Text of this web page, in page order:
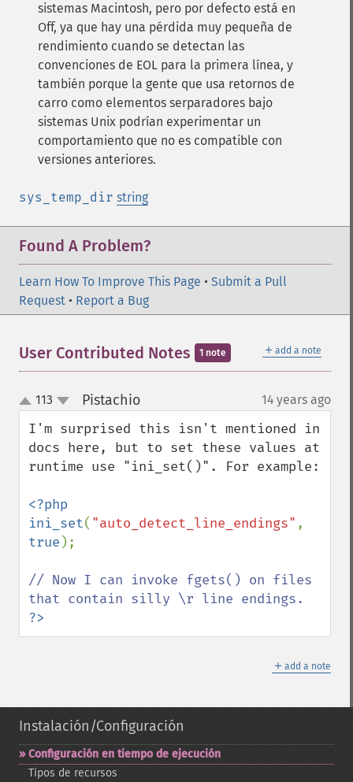
sistemas Macintosh, pero por defecto está en
Off, ya que hay una pérdida muy pequeña de
rendimiento cuando se detectan las
convenciones de EOL para la primera línea, y
también porque la gente que usa retornos de
carro como elementos serparadores bajo
sistemas Unix podrían experimentar un
comportamiento que no es compatible con
versiones anteriores.
sys_temp_dir string
Found A Problem?
Learn How To Improve This Page • Submit a Pull
Request • Report a Bug
＋ add a note
User Contributed Notes 1 note
up
down
113 Pistachio¶ 14 years ago
I'm surprised this isn't mentioned in
docs here, but to set these values at
runtime use "ini_set()". For example:
<?php
ini_set( "auto_detect_line_endings"
true );
// Now I can invoke fgets() on files
?>
＋ add a note
Instalación/Configuración
Configuración en tiempo de ejecución
Tipos de recursos